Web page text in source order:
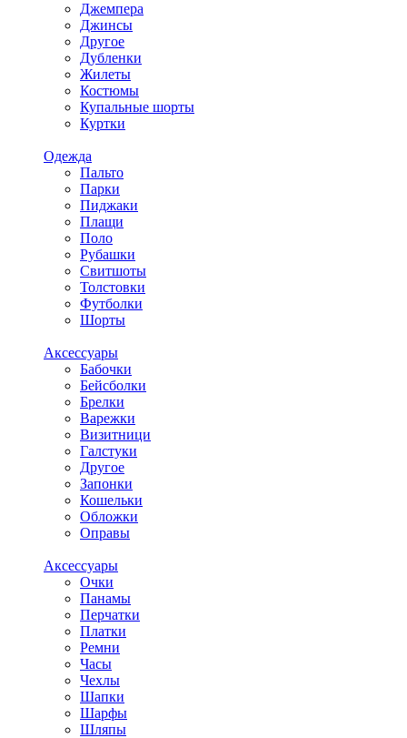
Джемпера
Джинсы
Другое
Дубленки
Жилеты
Костюмы
Купальные шорты
Куртки
Одежда
Пальто
Парки
Пиджаки
Плащи
Поло
Рубашки
Свитшоты
Толстовки
Футболки
Шорты
Аксессуары
Бабочки
Бейсболки
Брелки
Варежки
Визитници
Галстуки
Другое
Запонки
Кошельки
Обложки
Оправы
Аксессуары
Очки
Панамы
Перчатки
Платки
Ремни
Часы
Чехлы
Шапки
Шарфы
Шляпы